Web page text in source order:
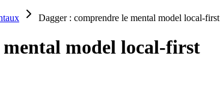
Dagger : comprendre le mental model local-first
model local-first